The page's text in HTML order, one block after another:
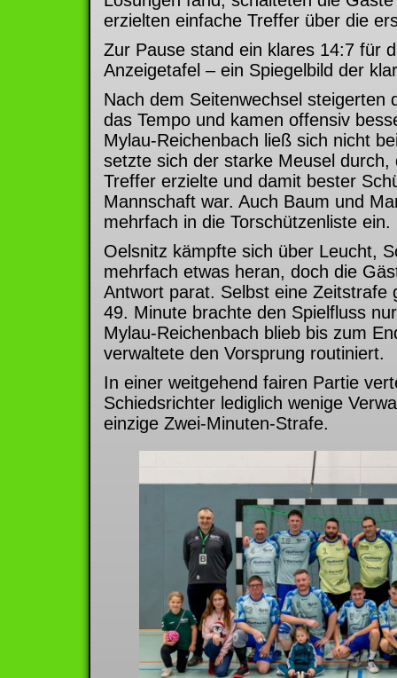
erzielten einfache Treffer über die
Zur Pause stand ein klares 14:7 für
Anzeigetafel – ein Spiegelbild der
Nach dem Seitenwechsel steigerten
das Tempo und kamen offensiv
Mylau-Reichenbach ließ sich nicht
setzte sich der starke Meusel durch,
Treffer erzielte und damit bester
Mannschaft war. Auch Baum und
mehrfach in die Torschützenliste ein.
Oelsnitz kämpfte sich über Leucht,
mehrfach etwas heran, doch die
Antwort parat. Selbst eine Zeitstrafe
49. Minute brachte den Spielfluss
Mylau-Reichenbach blieb bis zum
verwaltete den Vorsprung routiniert.
In einer weitgehend fairen Partie
Schiedsrichter lediglich wenige
einzige Zwei-Minuten-Strafe.